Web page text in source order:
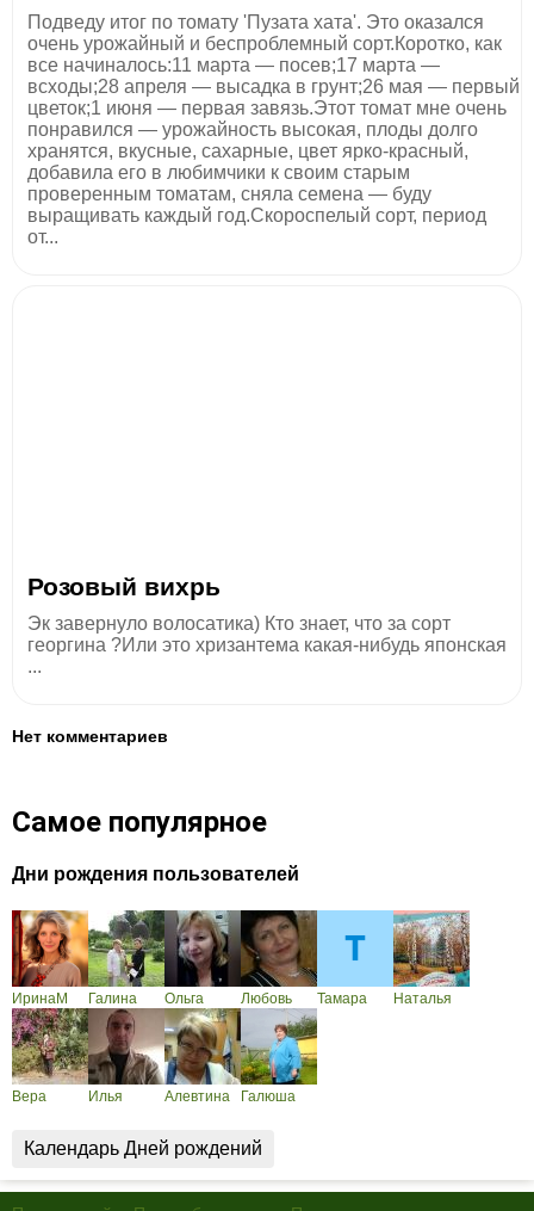
Подведу итог по томату 'Пузата хата'. Это оказался
очень урожайный и беспроблемный сорт.Коротко, как
все начиналось:11 марта — посев;17 марта —
всходы;28 апреля — высадка в грунт;26 мая — первый
цветок;1 июня — первая завязь.Этот томат мне очень
понравился — урожайность высокая, плоды долго
хранятся, вкусные, сахарные, цвет ярко-красный,
добавила его в любимчики к своим старым
проверенным томатам, сняла семена — буду
выращивать каждый год.Скороспелый сорт, период
от...
Розовый вихрь
Эк завернуло волосатика) Кто знает, что за сорт
георгина ?Или это хризантема какая-нибудь японская
...
Нет комментариев
Самое популярное
Дни рождения пользователей
ИринаМ Галина Ольга Любовь Тамара Наталья
Вера Илья Алевтина Галюша
Календарь Дней рождений